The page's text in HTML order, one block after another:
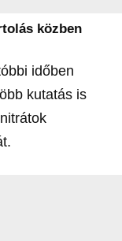
közben
időben
kutatás is